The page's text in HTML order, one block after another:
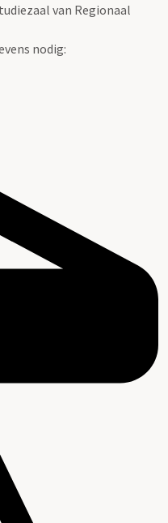
van Regionaal
nodig: